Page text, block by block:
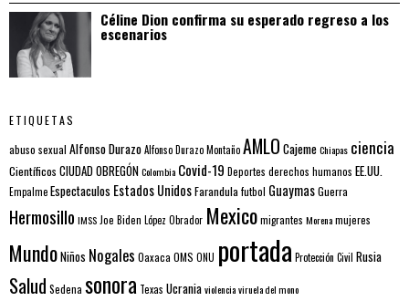
Céline Dion confirma su esperado regreso a los
escenarios
ETIQUETAS
abuso sexual Alfonso DurazoAlfonso Durazo MontañoAMLO CajemeChiapas ciencia
Científicos CIUDAD OBREGÓNColombia Covid-19 Deportes derechos humanos EE.UU.
EmpalmeEspectaculos Estados UnidosFarandula futbol GuaymasGuerra
Hermosillo IMSS Joe Biden López Obrador Mexicomigrantes Morenamujeres
MundoNiños Nogales Oaxaca OMS ONU portada Protección Civil Rusia
Salud Sedena sonora Texas Ucraniaviolenciaviruela del mono